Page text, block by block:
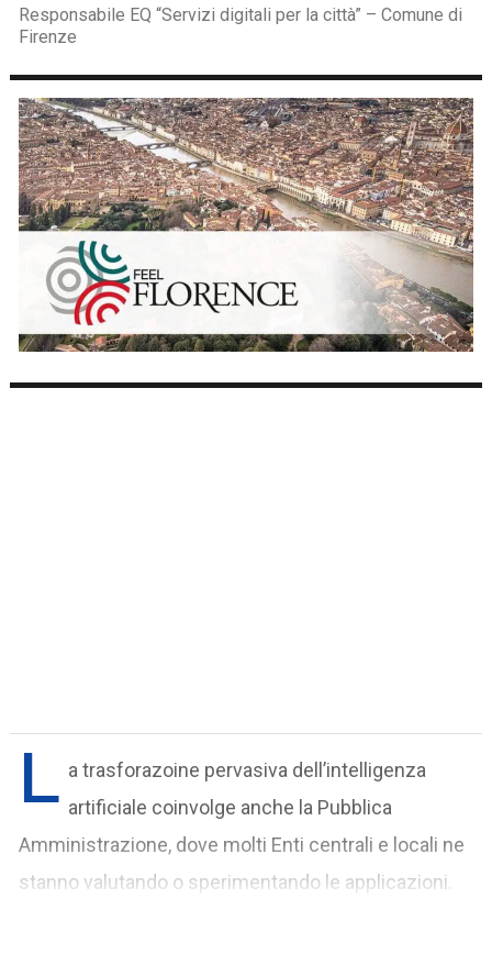
Responsabile EQ “Servizi digitali per la città” – Comune di
Firenze
L a trasforazoine pervasiva dell’intelligenza
artificiale coinvolge anche la Pubblica
Amministrazione, dove molti Enti centrali e locali ne
stanno valutando o sperimentando le applicazioni.